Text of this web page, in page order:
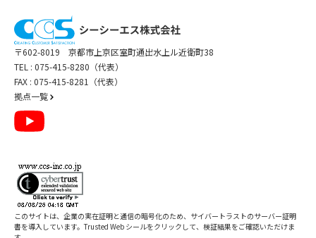
〒602-8019 京都市上京区室町通出水上ル近衛町38
TEL : 075-415-8280（代表）
FAX : 075-415-8281（代表）
拠点一覧
このサイトは、企業の実在証明と通信の暗号化のため、サイバートラストのサーバー証明
書を導入しています。Trusted Web シールをクリックして、検証結果をご確認いただけま